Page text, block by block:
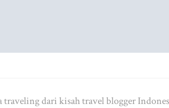
dari kisah travel blogger